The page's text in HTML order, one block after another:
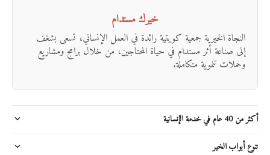
خيرك مستدام
النجاة الخيرية جمعية كويتية رائدة في العمل الإنساني، تسعى بشغف
إلى صناعة أثر مستدام في حياة المحتاجين، من خلال برامج ومشاريع
وحملات تنموية متكاملة.
أكثر من 40 عام في خدمة الإنسانية
تنوع أبواب الخير